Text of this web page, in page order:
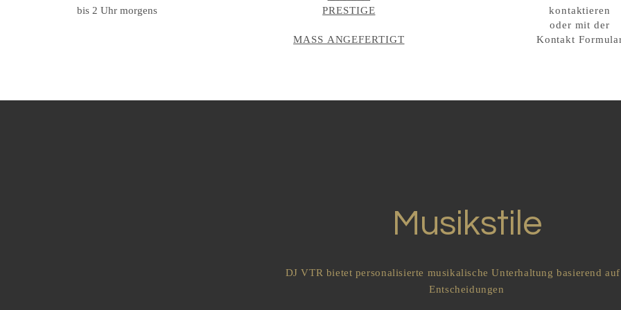
bis 2 Uhr morgens
PRESTIGE
MASS ANGEFERTIGT
kontaktieren
oder mit der
Kontakt
Musikstile
DJ VTR bietet personalisierte musikalische Unterhaltung basierend
Entscheidungen